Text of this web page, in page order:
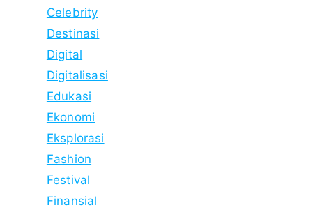
Celebrity
Destinasi
Digital
Digitalisasi
Edukasi
Ekonomi
Eksplorasi
Fashion
Festival
Finansial